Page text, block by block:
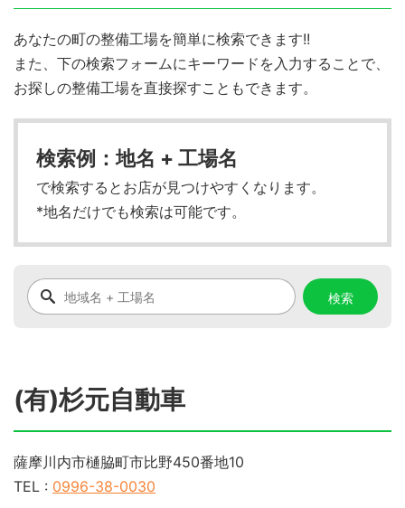
あなたの町の整備工場を簡単に検索できます!!
また、下の検索フォームにキーワードを入力することで、
お探しの整備工場を直接探すこともできます。
検索例：地名 + 工場名
で検索するとお店が見つけやすくなります。
*地名だけでも検索は可能です。
(有)杉元自動車
薩摩川内市樋脇町市比野450番地10
TEL : 0996-38-0030